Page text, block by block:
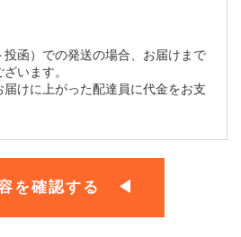
函）での発送の場合、お届けまで
います。
けに上がった配達員に代金をお支